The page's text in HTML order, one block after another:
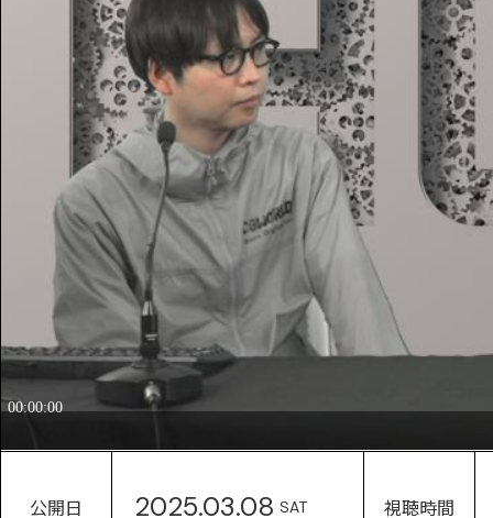
公開日 2025.03.08 SAT 視聴時間